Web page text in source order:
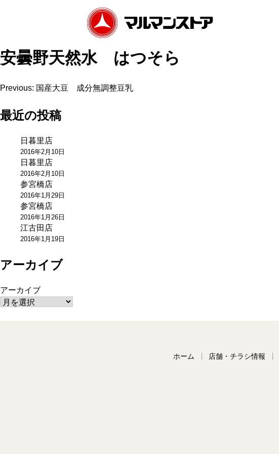
安曇野天然水 はつそら
投
稿
Previous: 国産大豆 成分無調整豆乳
最近の投稿
日暮里店
2016年2月10日
日暮里店
2016年2月10日
参宮橋店
2016年1月29日
参宮橋店
2016年1月26日
江古田店
2016年1月19日
アーカイブ
アーカイブ
ホーム 店舗・チラシ情報